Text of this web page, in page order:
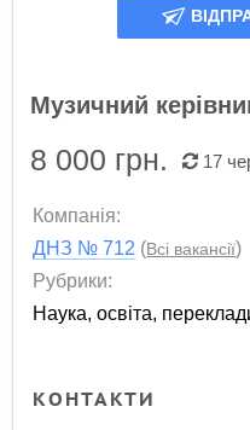
Музичний
8 000 грн. 17
Компанія:
ДНЗ № 712 (Всі вакансії)
Рубрики:
Наука, освіта,
КОНТАКТИ